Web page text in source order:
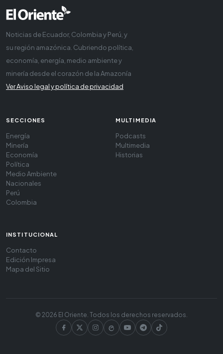
Noticias de Ecuador, Colombia y Perú, y
su región amazónica. Cubriendo política,
economía, energía, medio ambiente y
minería desde el corazón de la Amazonía
Ver Aviso legal y política de privacidad
SECCIONES
Energía
Minería
Economía
Política
Medio Ambiente
Nacionales
Perú
Colombia
MULTIMEDIA
Podcasts
Multimedia
Historias
INSTITUCIONAL
Contacto
Edición Impresa
Mapa del Sitio
© 2026 El Oriente. Todos los derechos reservados.